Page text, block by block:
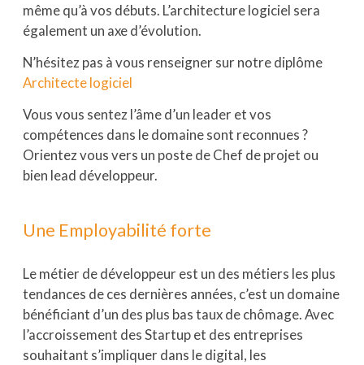
même qu’à vos débuts. L’architecture logiciel sera
également un axe d’évolution.
N’hésitez pas à vous renseigner sur notre diplôme
Architecte logiciel
Vous vous sentez l’âme d’un leader et vos
compétences dans le domaine sont reconnues ?
Orientez vous vers un poste de Chef de projet ou
bien lead développeur.
Une Employabilité forte
Le métier de développeur est un des métiers les plus
tendances de ces dernières années, c’est un domaine
bénéficiant d’un des plus bas taux de chômage. Avec
l’accroissement des Startup et des entreprises
souhaitant s’impliquer dans le digital, les